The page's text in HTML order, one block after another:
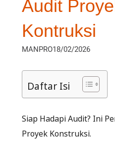
Audit
Kontruksi
MANPRO18/02/2026
Daftar Isi
Siap Hadapi Audit? Ini
Proyek Konstruksi.